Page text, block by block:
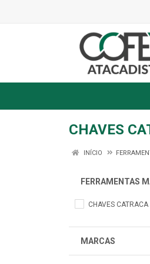
CHAVES
INÍCIO
FERRAMENTAS
CHAVES CATRACA
MARCAS